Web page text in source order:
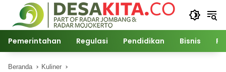
Langsung
konten
Pemerintahan Regulasi Pendidikan Bisnis
Beranda Kuliner